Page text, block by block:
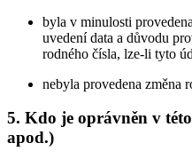
byla v minulosti
uvedení data a důvodu
rodného čísla, lze-li tyto
nebyla provedena změna
5. Kdo je oprávněn v
apod.)